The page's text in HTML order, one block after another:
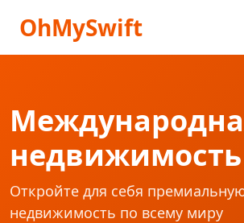
OhMySwift
недвижимость
Откройте для себя
недвижимость по всему миру